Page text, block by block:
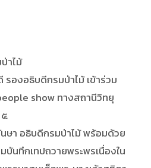
าไม้
องอธิบดีกรมป่าไม้ เข้าร่วม
show ทางสถานีวิทยุ
ษา อธิบดีกรมป่าไม้ พร้อมด้วย
บันทึกเทปถวายพระพรเนื่องใน